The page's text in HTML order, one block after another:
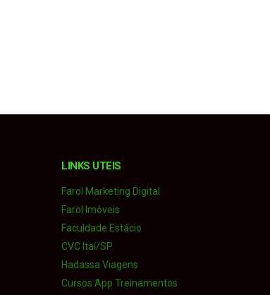
LINKS UTEIS
Farol Marketing Digital
Farol Imóveis
Faculdade Estácio
CVC Itaí/SP
Hadassa Viagens
Cursos App Treinamentos